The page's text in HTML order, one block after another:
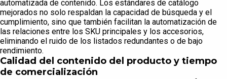
automatizada de contenido. Los estándares de catálogo
mejorados no solo respaldan la capacidad de búsqueda y el
cumplimiento, sino que también facilitan la automatización de
las relaciones entre los SKU principales y los accesorios,
eliminando el ruido de los listados redundantes o de bajo
rendimiento.
Calidad del contenido del producto y tiempo
de comercialización